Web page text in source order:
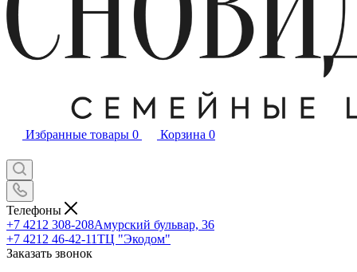
Избранные товары 0 Корзина 0
Телефоны
+7 4212 308-208Амурский бульвар, 36
+7 4212 46-42-11ТЦ "Экодом"
Заказать звонок